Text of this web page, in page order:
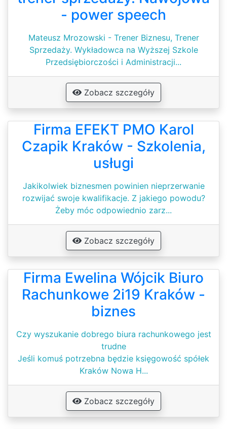
- power speech
Mateusz Mrozowski - Trener Biznesu, Trener
Sprzedaży. Wykładowca na Wyższej Szkole
Przedsiębiorczości i Administracji...
Zobacz szczegóły
Firma EFEKT PMO Karol
Czapik Kraków - Szkolenia,
usługi
Jakikolwiek biznesmen powinien nieprzerwanie
rozwijać swoje kwalifikacje. Z jakiego powodu?
Żeby móc odpowiednio zarz...
Zobacz szczegóły
Firma Ewelina Wójcik Biuro
Rachunkowe 2i19 Kraków -
biznes
Czy wyszukanie dobrego biura rachunkowego jest
trudne
Jeśli komuś potrzebna będzie księgowość spółek
Kraków Nowa H...
Zobacz szczegóły